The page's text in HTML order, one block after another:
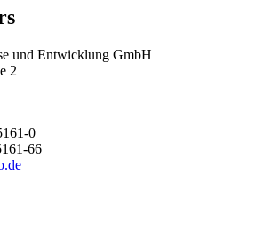
und Entwicklung GmbH
2
0
66